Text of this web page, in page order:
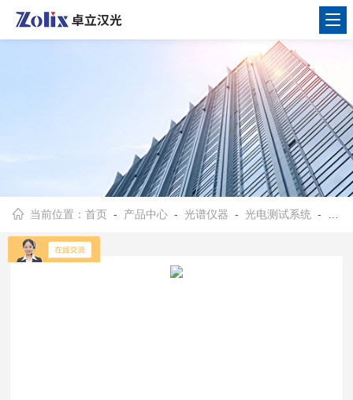
当前位置：首页 - 产品中心 -光谱仪器 -光电测试系统 - 太阳能电池缺陷分布测试仪SCS800